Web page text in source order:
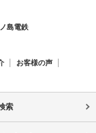
島電鉄
お客様の声
索